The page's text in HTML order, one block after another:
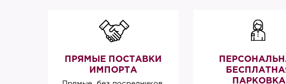
ПРЯМЫЕ ПОСТАВКИ
ИМПОРТА
ПАРКОВКА